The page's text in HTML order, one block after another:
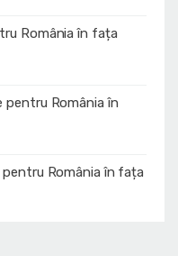
România în fața
pentru România în
România în fața